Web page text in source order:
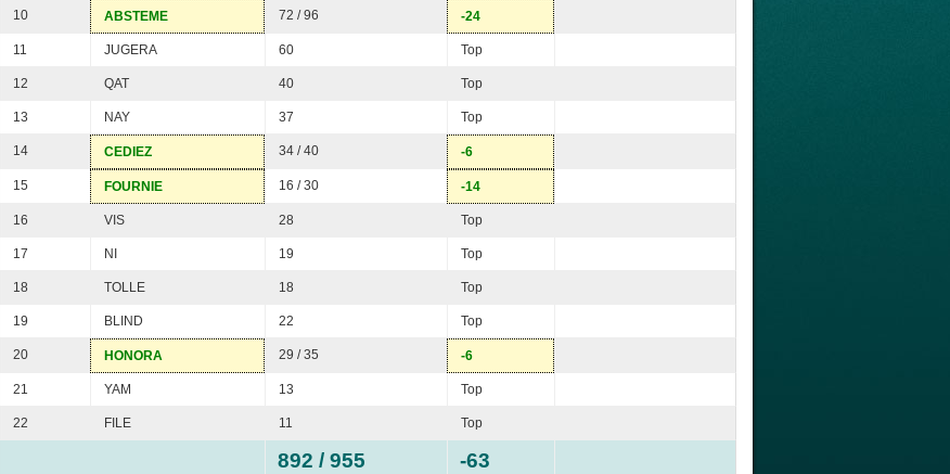
10 ABSTEME 72 / 96 -24
11 JUGERA 60 Top
12 QAT 40 Top
13 NAY 37 Top
14 CEDIEZ 34 / 40 -6
15 FOURNIE 16 / 30 -14
16 VIS 28 Top
17 NI 19 Top
18 TOLLE 18 Top
19 BLIND 22 Top
20 HONORA 29 / 35 -6
21 YAM 13 Top
22 FILE 11 Top
892 / 955 -63